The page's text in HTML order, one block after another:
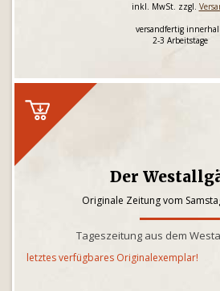
inkl. MwSt. zzgl.
versandfertig
2-3 Arbeitstage
Der
Originale Zeitung vom
Tageszeitung aus dem
letztes verfügbares Originalexemplar!